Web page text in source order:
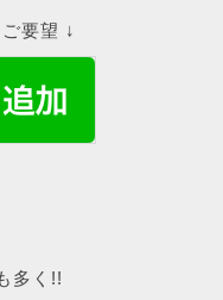
要望 ↓
多く!!